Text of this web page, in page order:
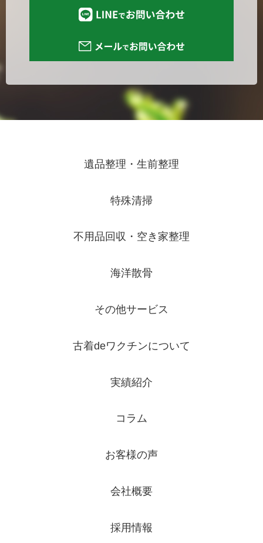
遺品整理・生前整理
特殊清掃
不用品回収・空き家整理
海洋散骨
その他サービス
古着deワクチンについて
実績紹介
コラム
お客様の声
会社概要
採用情報